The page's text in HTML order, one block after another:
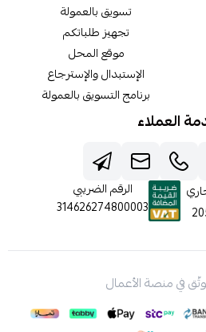
تسويق بالعمولة
تجهيز طلباتكم
موقع المحل
الإستبدال والإسترجاع
برنامج التسويق بالعمولة
العملاء
الرقم الضريبي
314626274800003
في منصة الأعمال